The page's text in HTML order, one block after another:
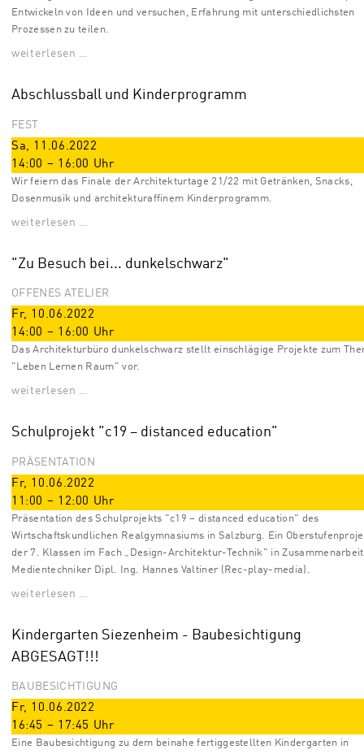
Entwickeln von Ideen und versuchen, Erfahrung mit unterschiedlichsten
Prozessen zu teilen.
weiterlesen …
Abschlussball und Kinderprogramm
FEST
Sa, 11.06.2022
14:00 – 16:00 Uhr
Wir feiern das Finale der Architekturtage 21/22 mit Getränken, Snacks,
Dosenmusik und architekturaffinem Kinderprogramm.
weiterlesen …
"Zu Besuch bei... dunkelschwarz"
OFFENES ATELIER
Fr, 10.06.2022
14:00 – 16:00 Uhr
Das Architekturbüro dunkelschwarz stellt einschlägige Projekte zum
"Leben Lernen Raum" vor.
weiterlesen …
Schulprojekt "c19 – distanced education"
PRÄSENTATION
Fr, 10.06.2022
11:00 – 12:00 Uhr
Präsentation des Schulprojekts "c19 – distanced education" des
Wirtschaftskundlichen Realgymnasiums in Salzburg. Ein
der 7. Klassen im Fach „Design-Architektur-Technik" in
Medientechniker Dipl. Ing. Hannes Valtiner (Rec-play-media).
weiterlesen …
Kindergarten Siezenheim - Baubesichtigung
ABGESAGT!!!
BAUBESICHTIGUNG
Fr, 10.06.2022
16:45 – 17:45 Uhr
Eine Baubesichtigung zu dem beinahe fertiggestellten Kindergarten in